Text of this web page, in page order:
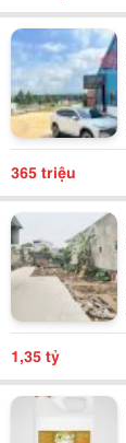
365 triệu
1,35 tỷ